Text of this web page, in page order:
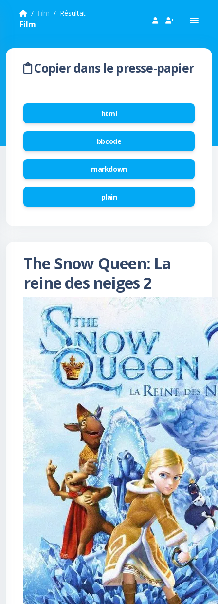
Film Résultat
Film
Copier dans le presse-papier
html
bbcode
markdown
plain
The Snow Queen: La
reine des neiges 2